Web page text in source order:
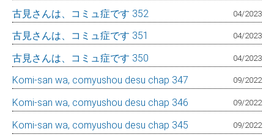
古見さんは、コミュ症です 352 04/2023
古見さんは、コミュ症です 351 04/2023
古見さんは、コミュ症です 350 04/2023
Komi-san wa, comyushou desu chap 347 09/2022
Komi-san wa, comyushou desu chap 346 09/2022
Komi-san wa, comyushou desu chap 345 09/2022